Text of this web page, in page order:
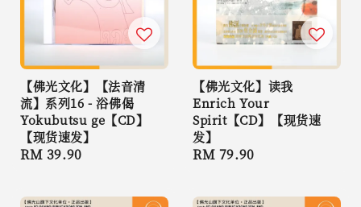
【佛光文化】【法音清
流】系列16 - 浴佛偈
Yokubutsu ge【CD】
【现货速发】
Regular
RM 39.90
【佛光文化】读我
Enrich Your
Spirit【CD】【现货速
发】
Regular
RM 79.90